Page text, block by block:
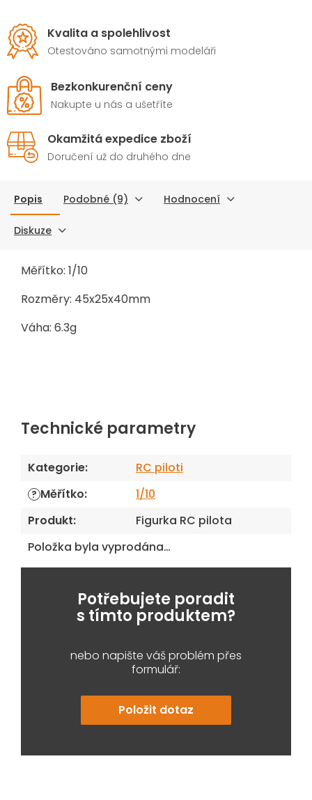
Kvalita a spolehlivost
Otestováno samotnými modeláři
Bezkonkurenční ceny
Nakupte u nás a ušetříte
Okamžitá expedice zboží
Doručení už do druhého dne
Popis Podobné (9) Hodnocení
Diskuze
Měřítko: 1/10
Rozměry: 45x25x40mm
Váha: 6.3g
Technické parametry
Kategorie: RC piloti
? Měřítko:
1/10
Produkt:
Figurka RC pilota
Položka byla vyprodána…
Potřebujete poradit
s tímto produktem?
nebo napište váš problém přes
formulář:
Položit dotaz